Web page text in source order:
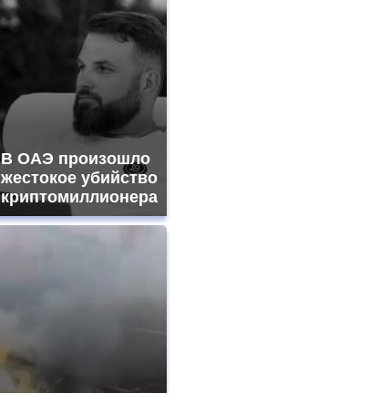
В ОАЭ произошло
жестокое убийство
криптомиллионера